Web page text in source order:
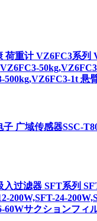
荷重计 VZ6FC3系列
500kg,VZ6FC3-1t 悬
广域传感器SSC-
过滤器 SFT系列
200W,SFT-24-
60Wサクションフィ